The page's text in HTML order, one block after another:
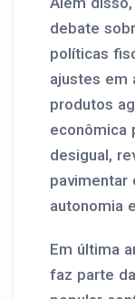
debate
políticas
ajustes em
produtos
econômica
desigual,
pavimentar
autonomia
Em última
faz parte